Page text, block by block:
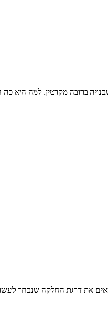
מ – 3 שכבות שונות, החשובה מביניהן היא שכבה
את דרגת החלקה שנבחר